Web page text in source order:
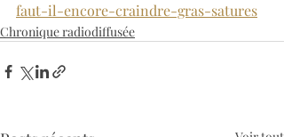
faut-il-encore-craindre-gras-satures
Chronique radiodiffusée